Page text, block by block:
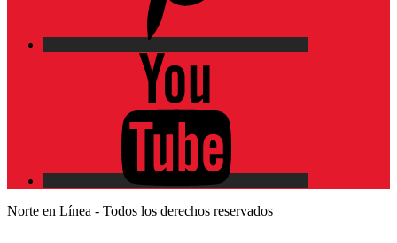
Norte en Línea - Todos los derechos reservados